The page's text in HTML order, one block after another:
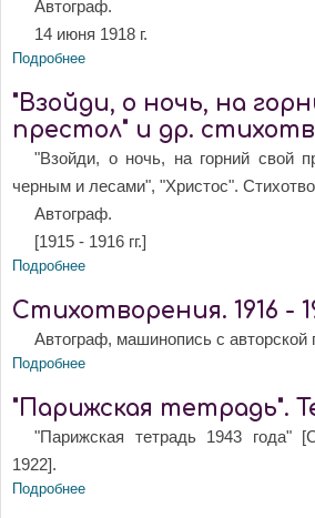
Автограф.
14 июня 1918 г.
Подробнее
"Взойди, о ночь, на
престол" и др.
"Взойди, о ночь, на горний свой
черным и лесами", "Христос".
Автограф.
[1915 - 1916 гг.]
Подробнее
Стихотворения. 1916 -
Автограф, машинопись с авторской
Подробнее
"Парижская тетрадь".
"Парижская тетрадь 1943 года"
1922].
Подробнее